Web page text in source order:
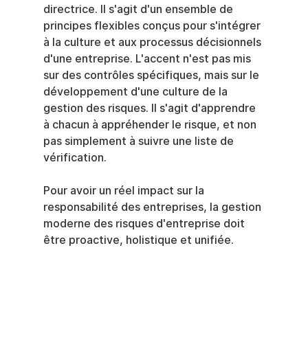
directrice. Il s'agit d'un ensemble de
principes flexibles conçus pour s'intégrer
à la culture et aux processus décisionnels
d'une entreprise. L'accent n'est pas mis
sur des contrôles spécifiques, mais sur le
développement d'une culture de la
gestion des risques. Il s'agit d'apprendre
à chacun à appréhender le risque, et non
pas simplement à suivre une liste de
vérification.
Pour avoir un réel impact sur la
responsabilité des entreprises, la gestion
moderne des risques d'entreprise doit
être proactive, holistique et unifiée.